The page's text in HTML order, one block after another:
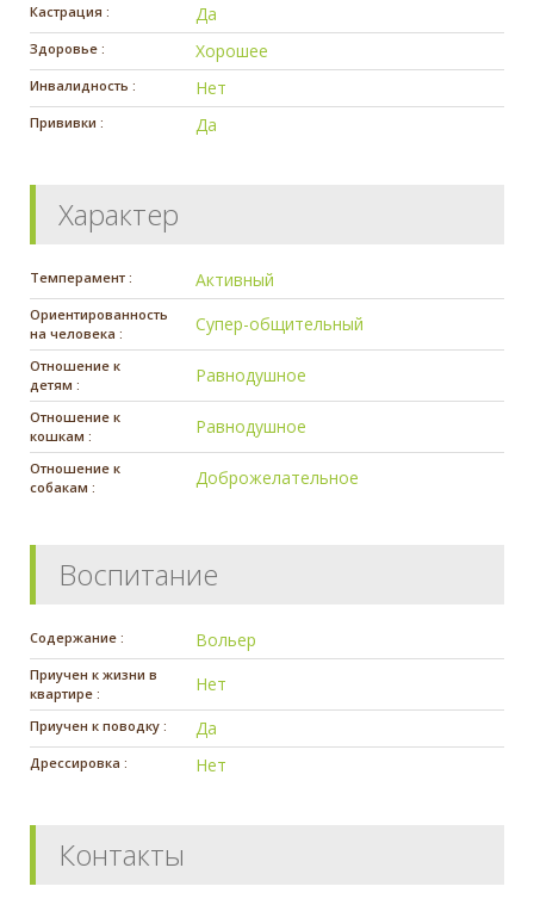
Кастрация : Да
Здоровье : Хорошее
Инвалидность : Нет
Прививки : Да
Характер
Темперамент : Активный
Ориентированность
на человека :
Супер-общительный
Отношение к
детям :
Равнодушное
Отношение к
кошкам :
Равнодушное
Отношение к
собакам :
Доброжелательное
Воспитание
Содержание : Вольер
Приучен к жизни в
квартире :
Нет
Приучен к поводку : Да
Дрессировка : Нет
Контакты